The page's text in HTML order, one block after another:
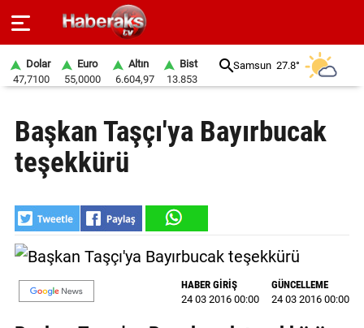
SPOR
YAŞAM
EKONOMİ
BELEDİYELER
SAĞLIK
Dolar
47,7100
Euro
55,0000
Altın
6.604,97
Bist
13.853
Samsun 27.8°
Başkan Taşçı'ya Bayırbucak
teşekkürü
HABER GİRİŞ
24 03 2016 00:00
GÜNCELLEME
24 03 2016 00:00